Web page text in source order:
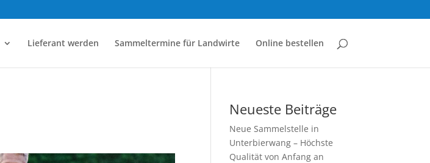
Lieferant werden Sammeltermine für Landwirte Online bestellen
Neueste Beiträge
Neue Sammelstelle in
Unterbierwang – Höchste
Qualität von Anfang an